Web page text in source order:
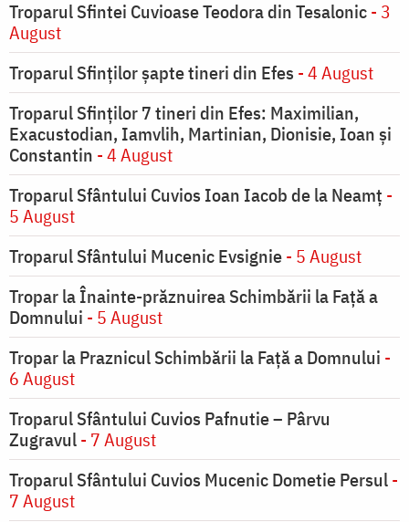
Troparul Sfintei Cuvioase Teodora din Tesalonic- 3
August
Troparul Sfinţilor şapte tineri din Efes - 4 August
Troparul Sfinţilor 7 tineri din Efes: Maximilian,
Exacustodian, Iamvlih, Martinian, Dionisie, Ioan şi
Constantin - 4 August
Troparul Sfântului Cuvios Ioan Iacob de la Neamț -
5 August
Troparul Sfântului Mucenic Evsignie- 5 August
Tropar la Înainte-prăznuirea Schimbării la Faţă a
Domnului - 5 August
Tropar la Praznicul Schimbării la Faţă a Domnului -
6 August
Troparul Sfântului Cuvios Pafnutie – Pârvu
Zugravul- 7 August
Troparul Sfântului Cuvios Mucenic Dometie Persul-
7 August